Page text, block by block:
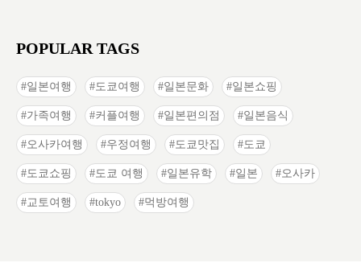
POPULAR TAGS
일본여행 도쿄여행 일본문화 일본쇼핑
가족여행 커플여행 일본편의점 일본음식
오사카여행 우정여행 도쿄맛집 도쿄
도쿄쇼핑 도쿄 여행 일본유학 일본 오사카
교토여행 tokyo 먹방여행